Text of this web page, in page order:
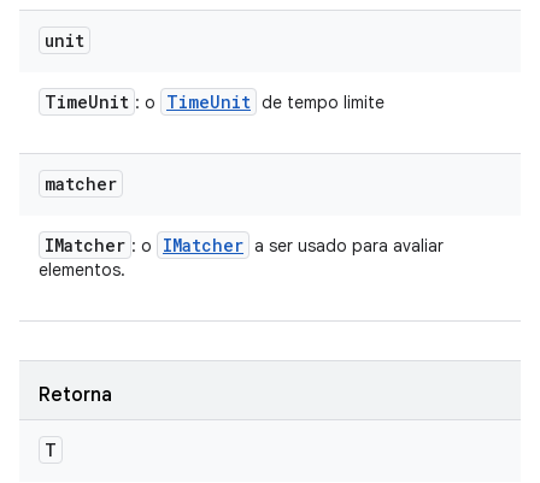
unit
TimeUnit : o TimeUnit de tempo limite
matcher
IMatcher : o IMatcher a ser usado para avaliar
elementos.
Retorna
T